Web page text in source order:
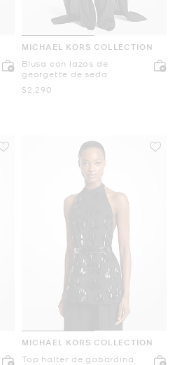
MICHAEL KORS COLLECTION
Blusa con lazos de
georgette de seda
Ahora
$2,290
MICHAEL KORS COLLECTION
Top halter de gabardina